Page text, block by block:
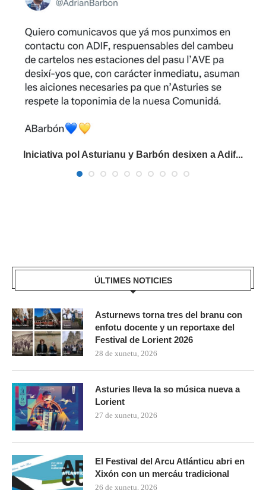
Iniciativa pol Asturianu y Barbón desixen a Adif...
ÚLTIMES NOTICIES
Asturnews torna tres del branu con
enfotu docente y un reportaxe del
Festival de Lorient 2026
28 de xunetu, 2026
Asturies lleva la so música nueva a
Lorient
27 de xunetu, 2026
El Festival del Arcu Atlánticu abri en
Xixón con un mercáu tradicional
26 de xunetu, 2026